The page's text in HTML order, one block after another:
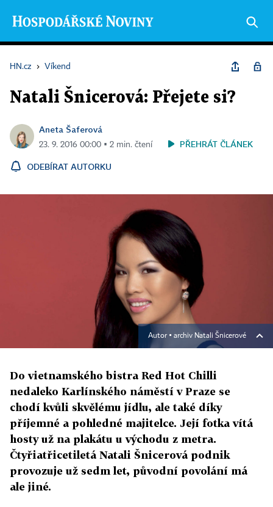
HN.cz › Víkend
Natali Šnicerová: Přejete si?
Aneta Šaferová
23. 9. 2016 00:00 ▪ 2 min. čtení PŘEHRÁT ČLÁNEK
ODEBÍRAT AUTORKU
Autor ▪ archiv Natali Šnicerové
Do vietnamského bistra Red Hot Chilli
nedaleko Karlínského náměstí v Praze se
chodí kvůli skvělému jídlu, ale také díky
příjemné a pohledné majitelce. Její fotka vítá
hosty už na plakátu u východu z metra.
Čtyřiatřicetiletá Natali Šnicerová podnik
provozuje už sedm let, původní povolání má
ale jiné.